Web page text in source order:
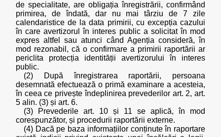
de specialitate, are obligația înregistrării, confirmând
primirea, de îndată, dar nu mai târziu de 7 zile
calendaristice de la data primirii, cu excepția cazului
în care avertizorul în interes public a solicitat în mod
expres altfel sau atunci când Agenția consideră, în
mod rezonabil, că o confirmare a primirii raportării ar
periclita protecția identității avertizorului în interes
public.
(2) După înregistrarea raportării, persoana
desemnată efectuează o primă examinare a acesteia,
în ceea ce privește îndeplinirea prevederilor art. 2, art.
5 alin. (3) și art. 6.
(3) Prevederile art. 10 și 11 se aplică, în mod
corespunzător, și procedurii raportării externe.
(4) Dacă pe baza informațiilor conținute în raportare